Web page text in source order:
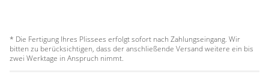
* Die Fertigung Ihres Plissees erfolgt sofort nach Zahlungseingang. Wir
bitten zu berücksichtigen, dass der anschließende Versand weitere ein bis
zwei Werktage in Anspruch nimmt.